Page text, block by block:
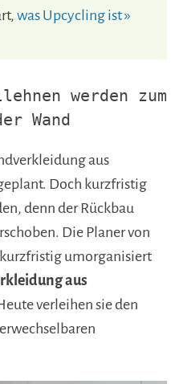
was Upcycling ist »
werden zum
Wand
aus
Doch kurzfristig
denn der Rückbau
Die Planer von
umorganisiert
aus
verleihen sie den